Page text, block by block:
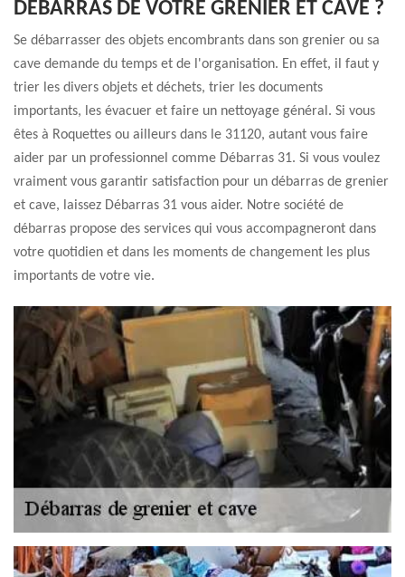
DÉBARRAS DE VOTRE GRENIER ET CAVE ?
Se débarrasser des objets encombrants dans son grenier ou sa
cave demande du temps et de l'organisation. En effet, il faut y
trier les divers objets et déchets, trier les documents
importants, les évacuer et faire un nettoyage général. Si vous
êtes à Roquettes ou ailleurs dans le 31120, autant vous faire
aider par un professionnel comme Débarras 31. Si vous voulez
vraiment vous garantir satisfaction pour un débarras de grenier
et cave, laissez Débarras 31 vous aider. Notre société de
débarras propose des services qui vous accompagneront dans
votre quotidien et dans les moments de changement les plus
importants de votre vie.